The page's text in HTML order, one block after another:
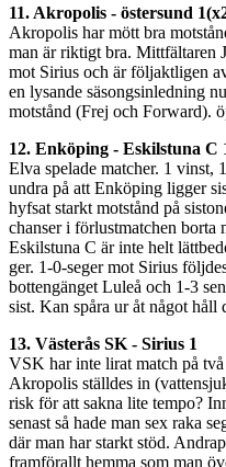
11. Akropolis - östersund
Akropolis har mött bra
man är riktigt bra. Mittfältaren
mot Sirius och är följaktligen
en lysande säsongsinledning
motstånd (Frej och Forward).
12. Enköping - Eskilstuna C
Elva spelade matcher. 1 vinst,
undra på att Enköping ligger
hyfsat starkt motstånd på
chanser i förlustmatchen borta
Eskilstuna C är inte helt
ger. 1-0-seger mot Sirius
bottengänget Luleå och 1-3
sist. Kan spåra ur åt något håll
13. Västerås SK - Sirius 1
VSK har inte lirat match på
Akropolis ställdes in
risk för att sakna lite tempo?
senast så hade man sex raka
där man har starkt stöd.
framförallt hemma som man